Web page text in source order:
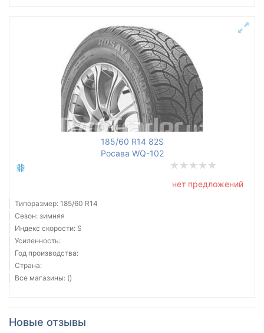
185/60 R14 82S
Росава WQ-102
нет предложений
Типоразмер: 185/60 R14
Сезон: зимняя
Индекс скорости: S
Усиленность:
Год производства:
Страна:
Все магазины: ()
Новые отзывы